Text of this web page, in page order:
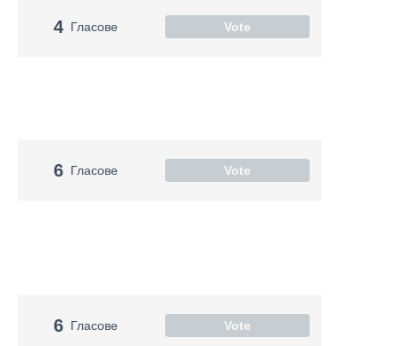
4 Гласове Vote
6 Гласове Vote
6 Гласове Vote